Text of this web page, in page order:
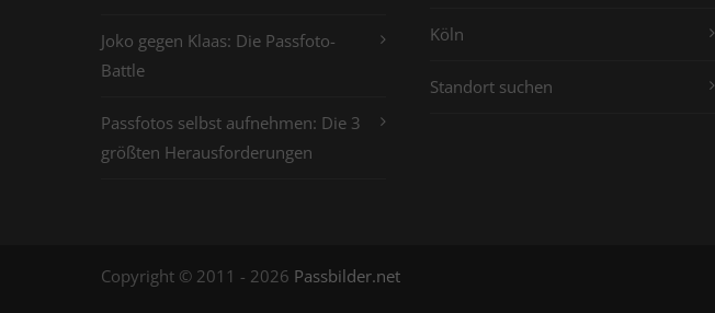
Joko gegen Klaas: Die Passfoto-
Battle
Passfotos selbst aufnehmen: Die 3
größten Herausforderungen
Köln
Standort suchen
Copyright © 2011 - 2026 Passbilder.net